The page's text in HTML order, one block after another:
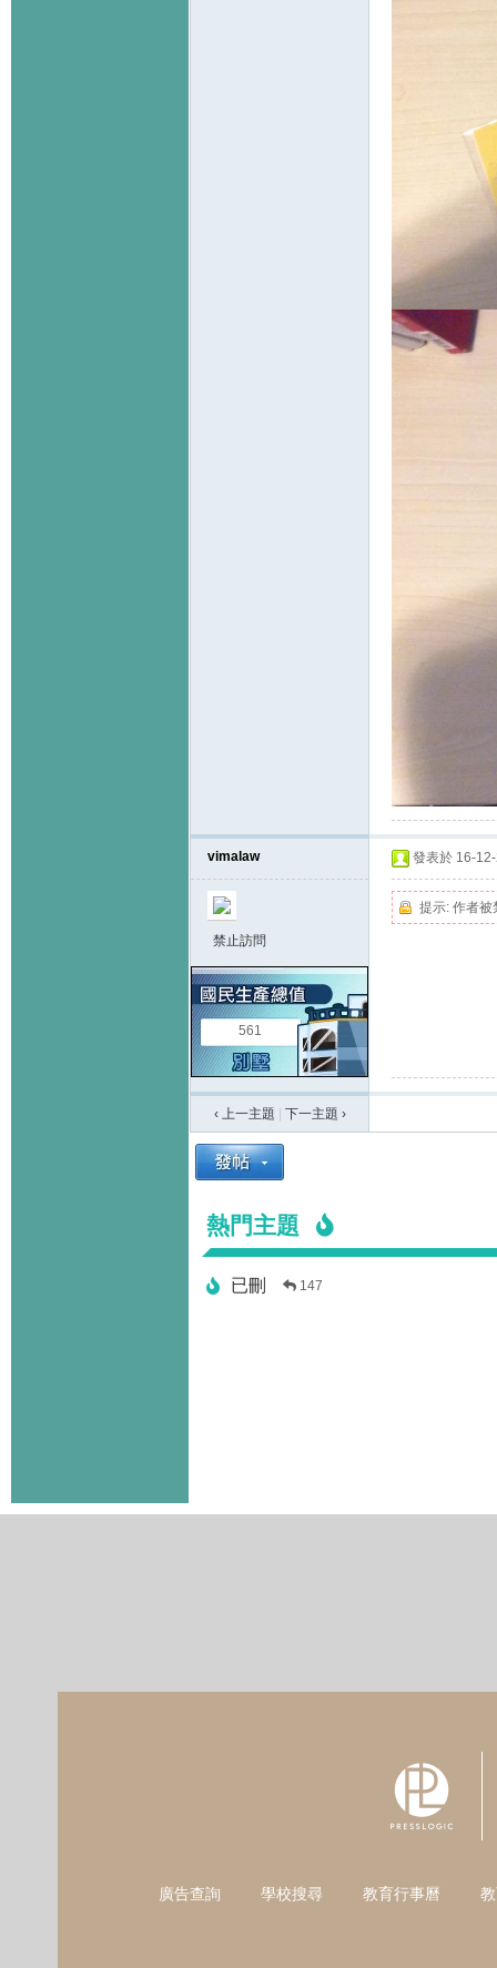
vimalaw
禁止訪問
561
發表於 16-
提示: 作者被
‹ 上一主題 下一主題 ›
熱門主題
已刪 147
廣告查詢 學校搜尋 教育行事曆